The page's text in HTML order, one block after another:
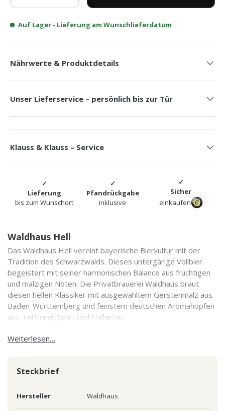
Auf Lager - Lieferung am Wunschlieferdatum
Nährwerte & Produktdetails
Unser Lieferservice – persönlich bis zur Tür
Klauss & Klauss – Service
Lieferung
bis zum Wunschort
Pfandrückgabe
inklusive
Sicher
einkaufen
Waldhaus Hell
Das Waldhaus Hell vereint bayerische Bierkultur mit der
Tradition des Schwarzwalds. Dieses untergärige Vollbier
begeistert mit seiner harmonischen Balance aus fruchtigen
und malzigen Noten. Die Privatbrauerei Waldhaus braut
diesen hellen Klassiker mit ausgewähltem Gerstenmalz aus
Baden-Württemberg und feinstem deutschen Aromahopfen
aus Tettnang, Spalt und Hallertau.
Weiterlesen…
Steckbrief
Hersteller Waldhaus